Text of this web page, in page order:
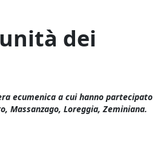
dei
ecumenica a cui hanno partecipato
Massanzago, Loreggia, Zeminiana.